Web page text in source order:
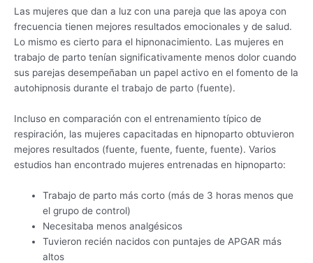
Las mujeres que dan a luz con una pareja que las apoya con
frecuencia tienen mejores resultados emocionales y de salud.
Lo mismo es cierto para el hipnonacimiento. Las mujeres en
trabajo de parto tenían significativamente menos dolor cuando
sus parejas desempeñaban un papel activo en el fomento de la
autohipnosis durante el trabajo de parto (fuente).
Incluso en comparación con el entrenamiento típico de
respiración, las mujeres capacitadas en hipnoparto obtuvieron
mejores resultados (fuente, fuente, fuente, fuente). Varios
estudios han encontrado mujeres entrenadas en hipnoparto:
Trabajo de parto más corto (más de 3 horas menos que
el grupo de control)
Necesitaba menos analgésicos
Tuvieron recién nacidos con puntajes de APGAR más
altos